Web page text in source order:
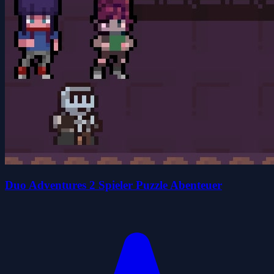
Duo Adventures 2 Spieler Puzzle Abenteuer